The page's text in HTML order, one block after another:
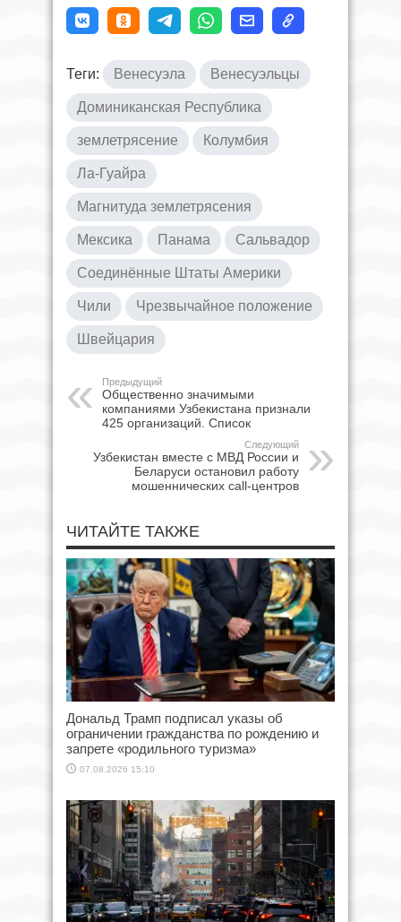
Теги: Венесуэла Венесуэльцы
Доминиканская Республика
землетрясение Колумбия
Ла-Гуайра
Магнитуда землетрясения
Мексика Панама Сальвадор
Соединённые Штаты Америки
Чили Чрезвычайное положение
Швейцария
Предыдущий
Общественно значимыми
компаниями Узбекистана признали
425 организаций. Список
Следующий
Узбекистан вместе с МВД России и
Беларуси остановил работу
мошеннических call-центров
ЧИТАЙТЕ ТАКЖЕ
Дональд Трамп подписал указы об
ограничении гражданства по рождению и
запрете «родильного туризма»
07.08.2026 15:10